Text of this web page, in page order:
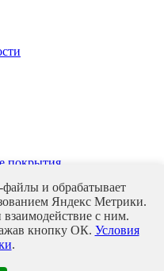
покрытия
и обрабатывает
Яндекс Метрики.
взаимодействие с ним.
кнопку ОК. Условия
.